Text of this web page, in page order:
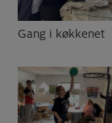
Gang i køkkenet